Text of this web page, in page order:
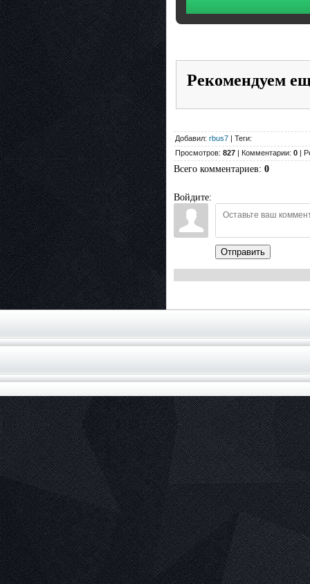
Рекомендуем
Добавил: rbus7 | Теги:
Просмотров: 827 | Комментарии: 0 |
Всего комментариев: 0
Войдите:
Отправить